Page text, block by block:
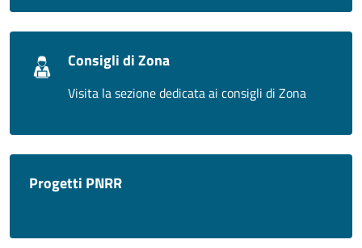
Consigli di Zona
Visita la sezione dedicata ai consigli di Zona
Progetti PNRR